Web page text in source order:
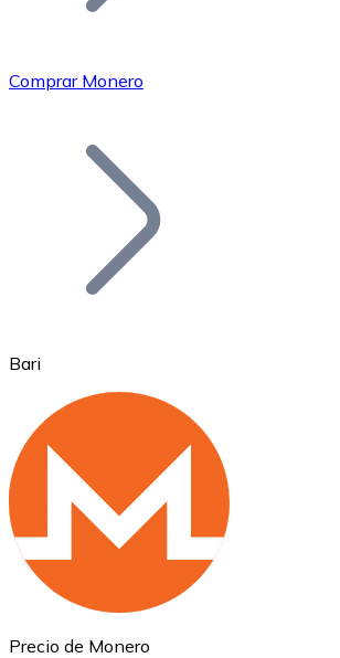
Bitcoin
Ethereum
ETH
Comprar Monero
Bari
Precio de Monero